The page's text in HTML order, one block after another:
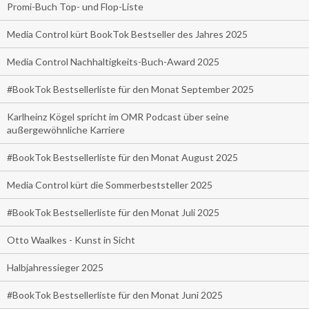
Promi-Buch Top- und Flop-Liste
Media Control kürt BookTok Bestseller des Jahres 2025
Media Control Nachhaltigkeits-Buch-Award 2025
#BookTok Bestsellerliste für den Monat September 2025
Karlheinz Kögel spricht im OMR Podcast über seine
außergewöhnliche Karriere
#BookTok Bestsellerliste für den Monat August 2025
Media Control kürt die Sommerbeststeller 2025
#BookTok Bestsellerliste für den Monat Juli 2025
Otto Waalkes - Kunst in Sicht
Halbjahressieger 2025
#BookTok Bestsellerliste für den Monat Juni 2025